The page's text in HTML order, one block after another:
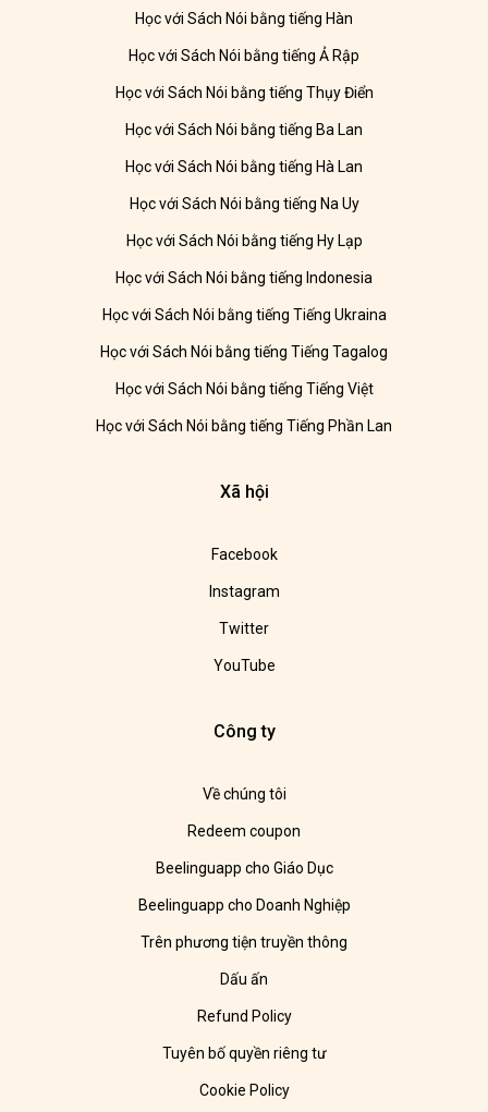
Học với Sách Nói bằng tiếng Hàn
Học với Sách Nói bằng tiếng Ả Rập
Học với Sách Nói bằng tiếng Thụy Điển
Học với Sách Nói bằng tiếng Ba Lan
Học với Sách Nói bằng tiếng Hà Lan
Học với Sách Nói bằng tiếng Na Uy
Học với Sách Nói bằng tiếng Hy Lạp
Học với Sách Nói bằng tiếng Indonesia
Học với Sách Nói bằng tiếng Tiếng Ukraina
Học với Sách Nói bằng tiếng Tiếng Tagalog
Học với Sách Nói bằng tiếng Tiếng Việt
Học với Sách Nói bằng tiếng Tiếng Phần Lan
Xã hội
Facebook
Instagram
Twitter
YouTube
Công ty
Về chúng tôi
Redeem coupon
Beelinguapp cho Giáo Dục
Beelinguapp cho Doanh Nghiệp
Trên phương tiện truyền thông
Dấu ấn
Refund Policy
Tuyên bố quyền riêng tư
Cookie Policy